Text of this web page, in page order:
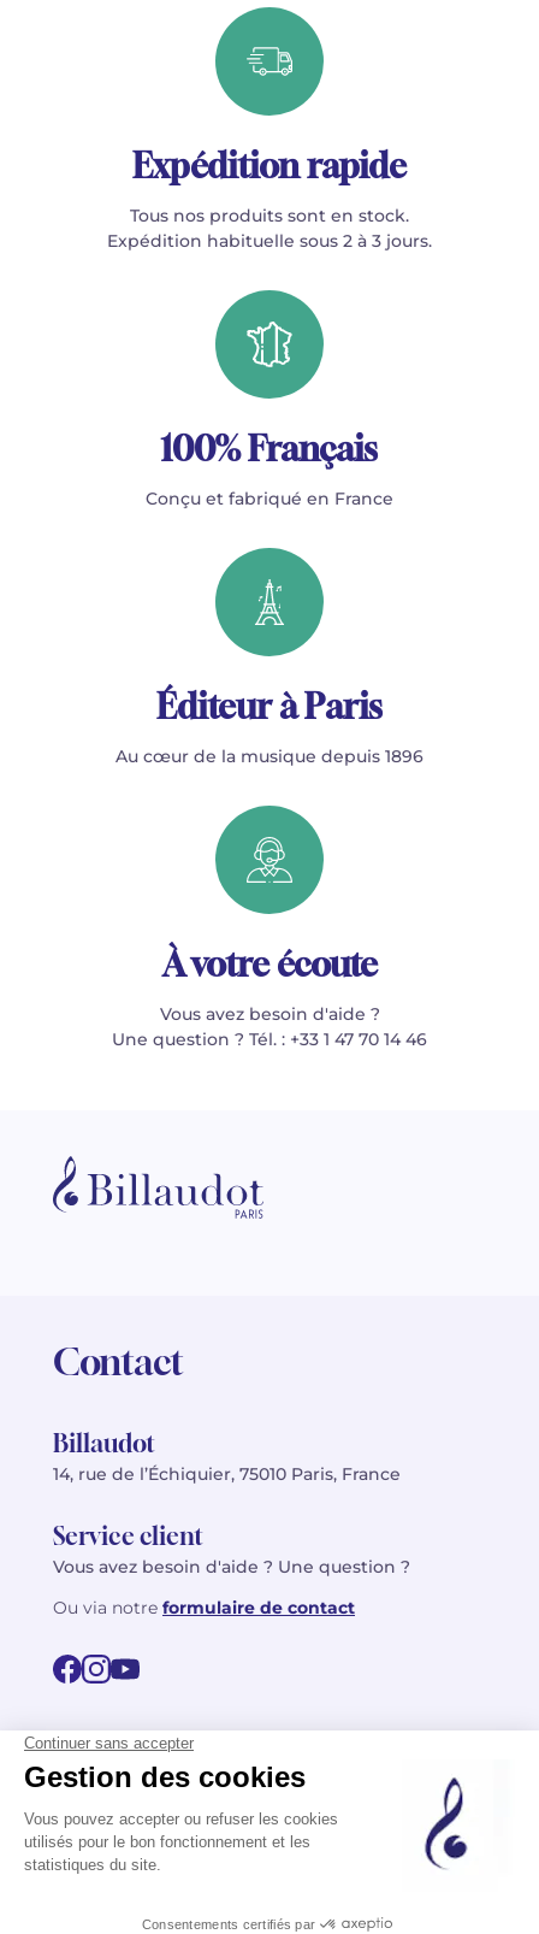
Expédition rapide
Tous nos produits sont en stock.
Expédition habituelle sous 2 à 3 jours.
100% Français
Conçu et fabriqué en France
Éditeur à Paris
Au cœur de la musique depuis 1896
À votre écoute
Vous avez besoin d'aide ?
Une question ? Tél. : +33 1 47 70 14 46
Contact
Billaudot
14, rue de l’Échiquier, 75010 Paris, France
Service client
Vous avez besoin d'aide ? Une question ?
Ou via notre formulaire de contact
FR
EN
Politique de confidentialité
Mentions légales
© 2026 Billaudot Paris. Tous droits réservés